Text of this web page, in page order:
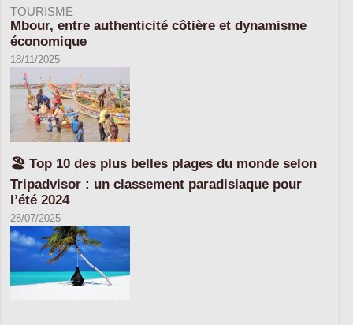
TOURISME
Mbour, entre authenticité côtière et dynamisme
économique
18/11/2025
🏖️ Top 10 des plus belles plages du monde selon
Tripadvisor : un classement paradisiaque pour
l’été 2024
28/07/2025